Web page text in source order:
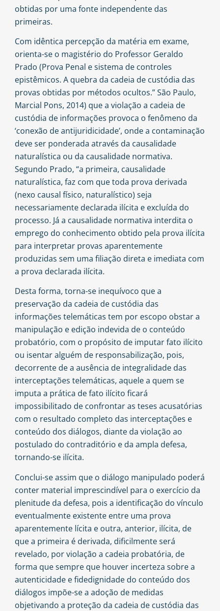
obtidas por uma fonte independente das
primeiras.
Com idêntica percepção da matéria em exame,
orienta-se o magistério do Professor Geraldo
Prado (Prova Penal e sistema de controles
epistêmicos. A quebra da cadeia de custódia das
provas obtidas por métodos ocultos.” São Paulo,
Marcial Pons, 2014) que a violação a cadeia de
custódia de informações provoca o fenômeno da
‘conexão de antijuridicidade’, onde a contaminação
deve ser ponderada através da causalidade
naturalística ou da causalidade normativa.
Segundo Prado, “a primeira, causalidade
naturalística, faz com que toda prova derivada
(nexo causal físico, naturalístico) seja
necessariamente declarada ilícita e excluída do
processo. Já a causalidade normativa interdita o
emprego do conhecimento obtido pela prova ilícita
para interpretar provas aparentemente
produzidas sem uma filiação direta e imediata com
a prova declarada ilícita.
Desta forma, torna-se inequívoco que a
preservação da cadeia de custódia das
informações telemáticas tem por escopo obstar a
manipulação e edição indevida de o conteúdo
probatório, com o propósito de imputar fato ilícito
ou isentar alguém de responsabilização, pois,
decorrente de a ausência de integralidade das
interceptações telemáticas, aquele a quem se
imputa a prática de fato ilícito ficará
impossibilitado de confrontar as teses acusatórias
com o resultado completo das interceptações e
conteúdo dos diálogos, diante da violação ao
postulado do contraditório e da ampla defesa,
tornando-se ilícita.
Conclui-se assim que o diálogo manipulado poderá
conter material imprescindível para o exercício da
plenitude da defesa, pois a identificação do vínculo
eventualmente existente entre uma prova
aparentemente lícita e outra, anterior, ilícita, de
que a primeira é derivada, dificilmente será
revelado, por violação a cadeia probatória, de
forma que sempre que houver incerteza sobre a
autenticidade e fidedignidade do conteúdo dos
diálogos impõe-se a adoção de medidas
objetivando a proteção da cadeia de custódia das